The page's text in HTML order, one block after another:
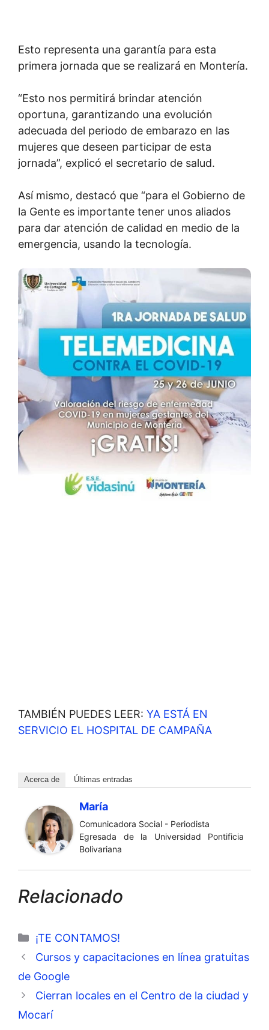
Esto representa una garantía para esta
primera jornada que se realizará en Montería.
“Esto nos permitirá brindar atención
oportuna, garantizando una evolución
adecuada del periodo de embarazo en las
mujeres que deseen participar de esta
jornada”, explicó el secretario de salud.
Así mismo, destacó que “para el Gobierno de
la Gente es importante tener unos aliados
para dar atención de calidad en medio de la
emergencia, usando la tecnología.
TAMBIÉN PUEDES LEER: YA ESTÁ EN
SERVICIO EL HOSPITAL DE CAMPAÑA
Acerca de Últimas entradas
María
Comunicadora Social - Periodista
Egresada de la Universidad Pontificia
Bolivariana
Relacionado
Categorías
¡TE CONTAMOS!
Cursos y capacitaciones en línea gratuitas
de Google
Cierran locales en el Centro de la ciudad y
Mocarí